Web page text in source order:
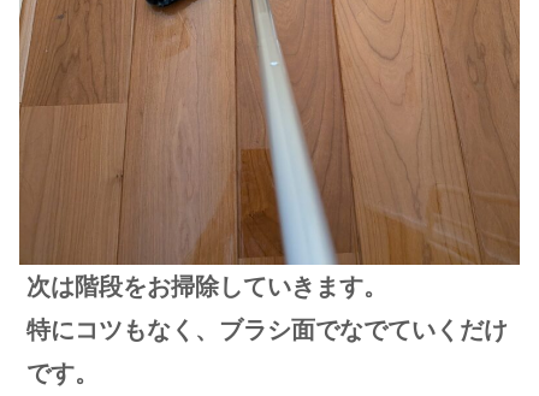
次は階段をお掃除していきます。
特にコツもなく、ブラシ面でなでていくだけ
です。